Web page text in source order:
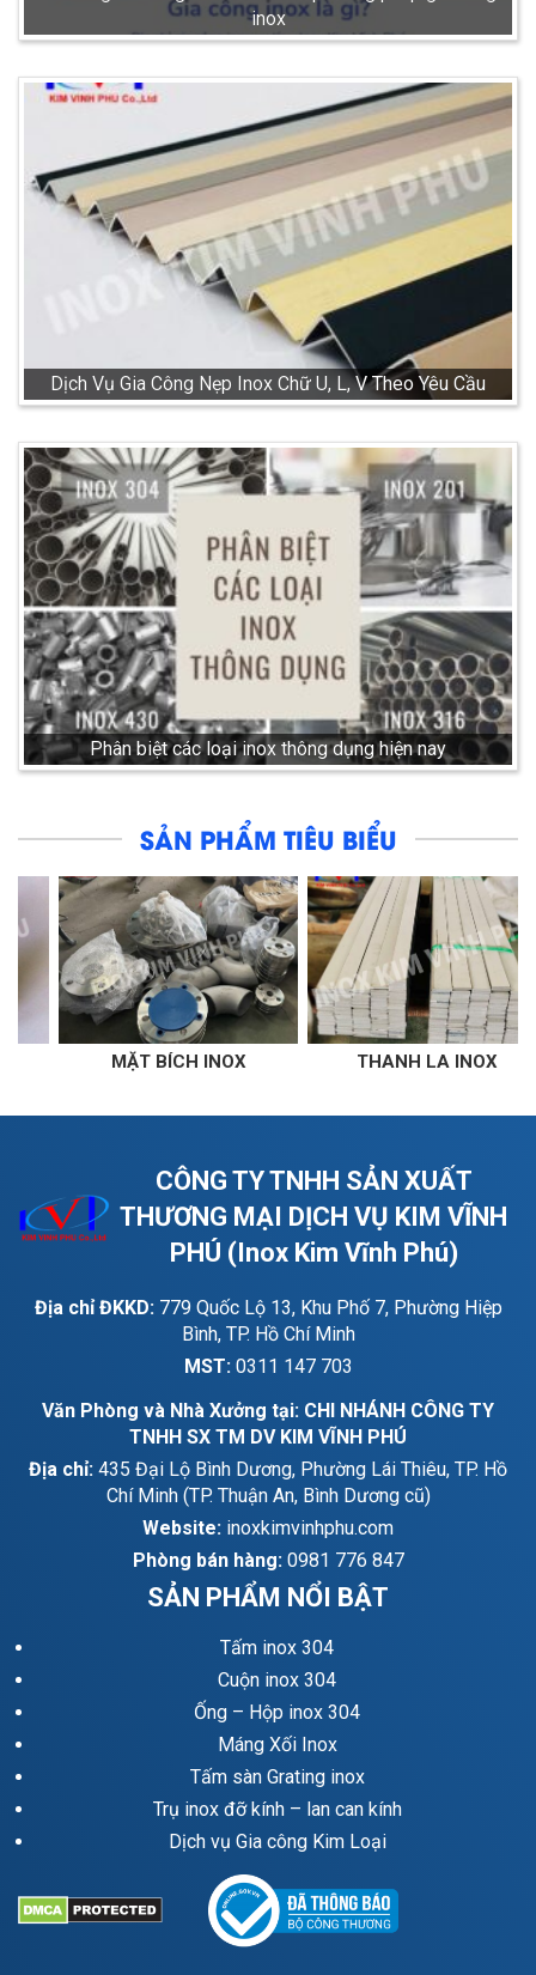
inox
Dịch Vụ Gia Công Nẹp Inox Chữ U, L, V Theo Yêu Cầu
Phân biệt các loại inox thông dụng hiện nay
SẢN PHẨM TIÊU BIỂU
THANH LA INOX THANH V
CÔNG TY TNHH SẢN XUẤT
THƯƠNG MẠI DỊCH VỤ KIM VĨNH
PHÚ (Inox Kim Vĩnh Phú)
Địa chỉ ĐKKD: 779 Quốc Lộ 13, Khu Phố 7, Phường Hiệp
Bình, TP. Hồ Chí Minh
MST: 0311 147 703
Văn Phòng và Nhà Xưởng tại: CHI NHÁNH CÔNG TY
TNHH SX TM DV KIM VĨNH PHÚ
Địa chỉ: 435 Đại Lộ Bình Dương, Phường Lái Thiêu, TP. Hồ
Chí Minh (TP. Thuận An, Bình Dương cũ)
Website: inoxkimvinhphu.com
Phòng bán hàng: 0981 776 847
SẢN PHẨM NỔI BẬT
Tấm inox 304
Cuộn inox 304
Ống – Hộp inox 304
Máng Xối Inox
Tấm sàn Grating inox
Trụ inox đỡ kính – lan can kính
Dịch vụ Gia công Kim Loại